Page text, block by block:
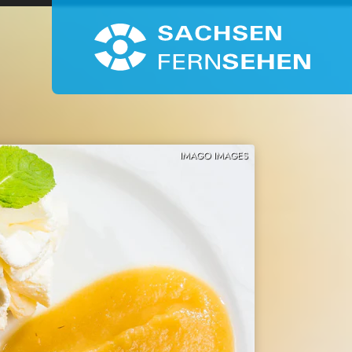
IMAGO IMAGES